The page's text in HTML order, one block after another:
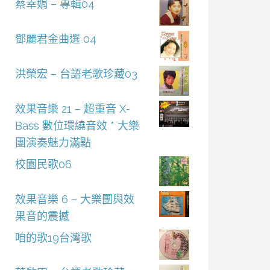
蔡幸娟 – 專輯04
鄧麗君金曲選 04
洪榮宏 – 台語老歌珍藏03
效果音樂 21 – 超重音 X-
Bass 數位環繞音效 * 大樂
團演奏魅力滿點
校園民歌06
效果音樂 6 – 大樂團與效
果音的震撼
咱的歌19台灣歌